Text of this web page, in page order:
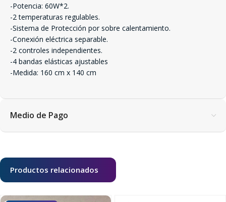
-Potencia: 60W*2.
-2 temperaturas regulables.
-Sistema de Protección por sobre calentamiento.
-Conexión eléctrica separable.
-2 controles independientes.
-4 bandas elásticas ajustables
-Medida: 160 cm x 140 cm
Medio de Pago
Productos relacionados